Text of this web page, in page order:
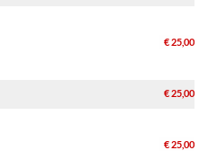
€ 25,00
€ 25,00
€ 25,00